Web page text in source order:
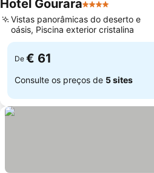
Hotel Gourara4 Estrelas
Vistas panorâmicas do deserto e
oásis, Piscina exterior cristalina
De € 61
Consulte os preços de 5 sites